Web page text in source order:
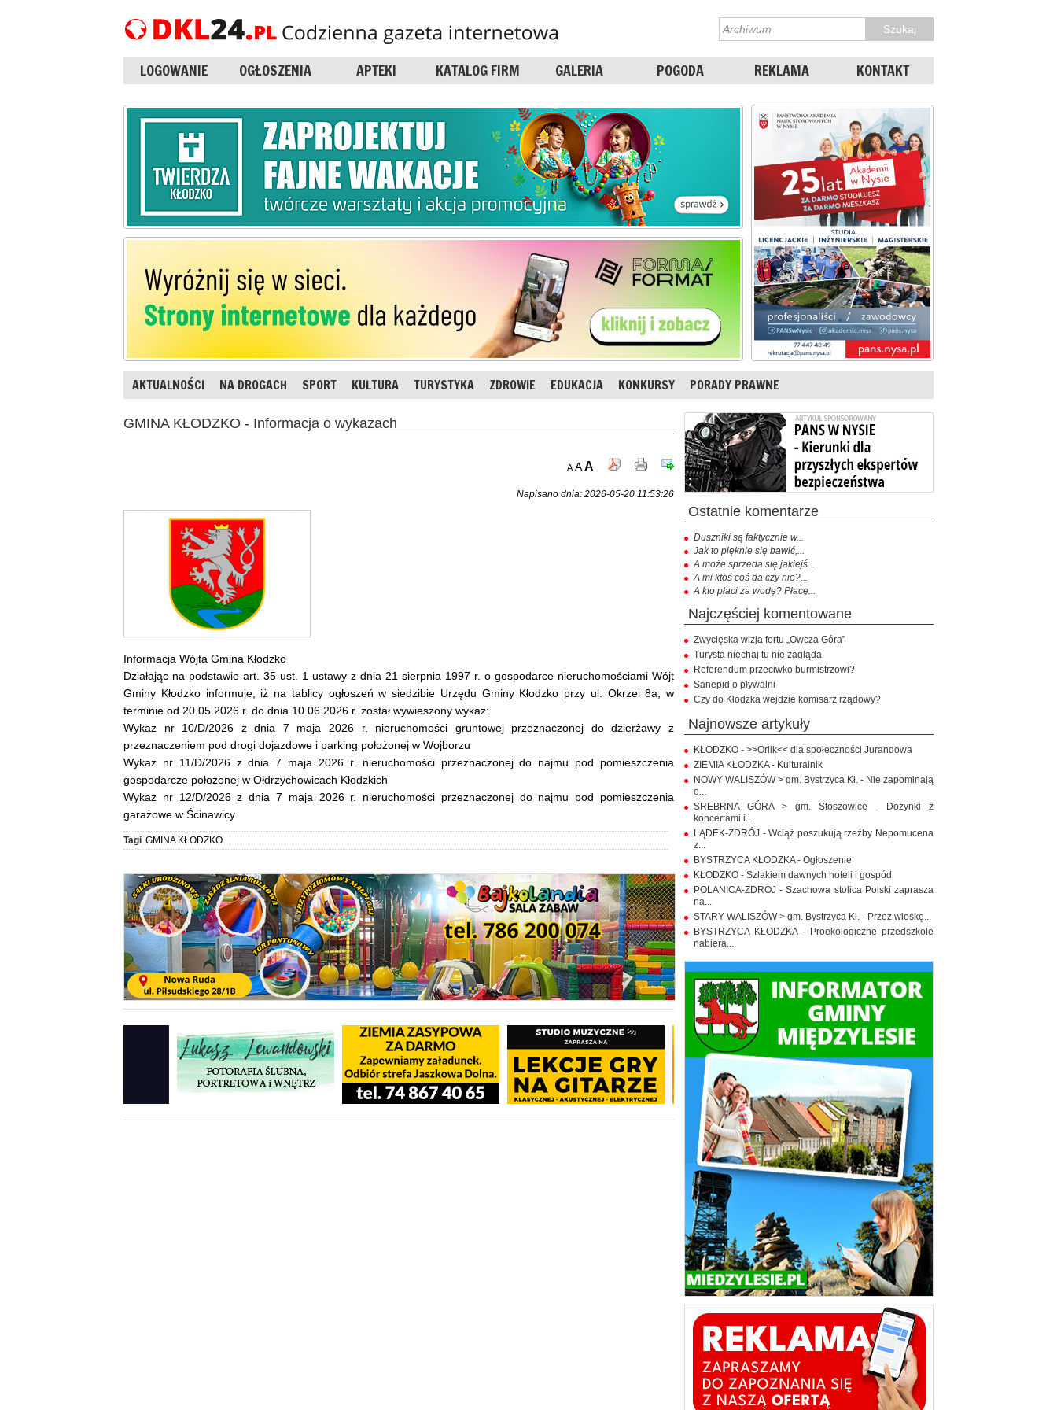
LOGOWANIE OGŁOSZENIA APTEKI KATALOG FIRM GALERIA POGODA REKLAMA KONTAKT
AKTUALNOŚCI NA DROGACH SPORT KULTURA TURYSTYKA ZDROWIE EDUKACJA KONKURSY PORADY PRAWNE
GMINA KŁODZKO - Informacja o wykazach
A AA
Napisano dnia: 2026-05-20 11:53:26
Informacja Wójta Gmina Kłodzko
Działając na podstawie art. 35 ust. 1 ustawy z dnia 21 sierpnia 1997 r. o gospodarce nieruchomościami Wójt
Gminy Kłodzko informuje, iż na tablicy ogłoszeń w siedzibie Urzędu Gminy Kłodzko przy ul. Okrzei 8a, w
terminie od 20.05.2026 r. do dnia 10.06.2026 r. został wywieszony wykaz:
Wykaz nr 10/D/2026 z dnia 7 maja 2026 r. nieruchomości gruntowej przeznaczonej do dzierżawy z
przeznaczeniem pod drogi dojazdowe i parking położonej w Wojborzu
Wykaz nr 11/D/2026 z dnia 7 maja 2026 r. nieruchomości przeznaczonej do najmu pod pomieszczenia
gospodarcze położonej w Ołdrzychowicach Kłodzkich
Wykaz nr 12/D/2026 z dnia 7 maja 2026 r. nieruchomości przeznaczonej do najmu pod pomieszczenia
garażowe w Ścinawicy
Tagi GMINA KŁODZKO
ostatnie komentarze
Duszniki są faktycznie w...
Jak to pięknie się bawić,...
A może sprzeda się jakiejś...
A mi ktoś coś da czy nie?...
A kto płaci za wodę? Płacę...
najczęściej komentowane
Zwycięska wizja fortu „Owcza Góra”
Turysta niechaj tu nie zagląda
Referendum przeciwko burmistrzowi?
Sanepid o pływalni
Czy do Kłodzka wejdzie komisarz rządowy?
najnowsze artykuły
KŁODZKO - >>Orlik<< dla społeczności Jurandowa
ZIEMIA KŁODZKA - Kulturalnik
NOWY WALISZÓW > gm. Bystrzyca Kł. - Nie zapominają
o...
SREBRNA GÓRA > gm. Stoszowice - Dożynki z
koncertami i...
LĄDEK-ZDRÓJ - Wciąż poszukują rzeźby Nepomucena
z...
BYSTRZYCA KŁODZKA - Ogłoszenie
KŁODZKO - Szlakiem dawnych hoteli i gospód
POLANICA-ZDRÓJ - Szachowa stolica Polski zaprasza
na...
STARY WALISZÓW > gm. Bystrzyca Kł. - Przez wioskę...
BYSTRZYCA KŁODZKA - Proekologiczne przedszkole
nabiera...